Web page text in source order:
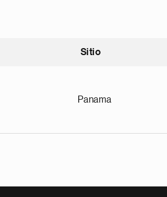
Sitio
Panama